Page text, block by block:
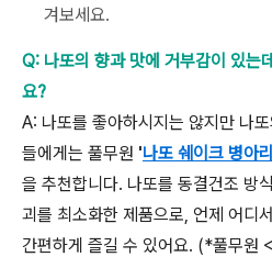
겨보세요.
Q: 나또의 향과 맛에 거부감이 있는데
요?
A: 나또를 좋아하시지는 않지만 나또
들에게는 풀무원 '나또 쉐이크 병아
을 추천합니다. 나또를 동결건조 방
괴를 최소화한 제품으로, 언제 어디
간편하게 즐길 수 있어요. (*풀무원 <